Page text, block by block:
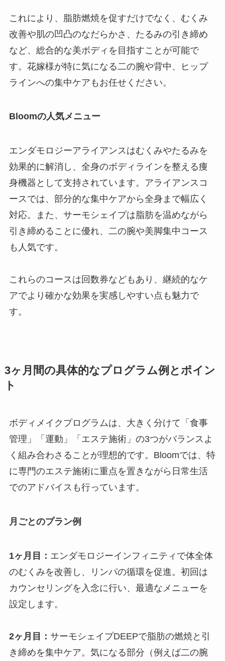
これにより、脂肪燃焼を促すだけでなく、むくみ
改善や肌の凹凸のなだらかさ、たるみの引き締め
など、総合的な美ボディを目指すことが可能で
す。花嫁様が特に気になる二の腕や背中、ヒップ
ラインへの集中ケアもお任せください。
Bloomの人気メニュー
エンダモロジーアライアンスはむくみやたるみを
効果的に解消し、全身のボディラインを整える痩
身機器として支持されています。アライアンスコ
ースでは、部分的な集中ケアから全身まで幅広く
対応。また、サーモシェイプは脂肪を温めながら
引き締めることに優れ、二の腕や美脚集中コース
も人気です。
これらのコースは回数券などもあり、継続的なケ
アでより確かな効果を実感しやすい点も魅力で
す。
3ヶ月間の具体的なプログラム例とポイン
ト
ボディメイクプログラムは、大きく分けて「食事
管理」「運動」「エステ施術」の3つがバランスよ
く組み合わさることが理想的です。Bloomでは、特
に専門のエステ施術に重点を置きながら日常生活
でのアドバイスも行っています。
月ごとのプラン例
1ヶ月目： エンダモロジーインフィニティで体全体
のむくみを改善し、リンパの循環を促進。初回は
カウンセリングを入念に行い、最適なメニューを
設定します。
2ヶ月目： サーモシェイプDEEPで脂肪の燃焼と引
き締めを集中ケア。気になる部分（例えば二の腕